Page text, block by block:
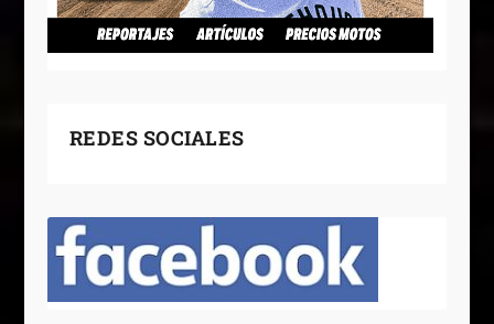
REDES SOCIALES